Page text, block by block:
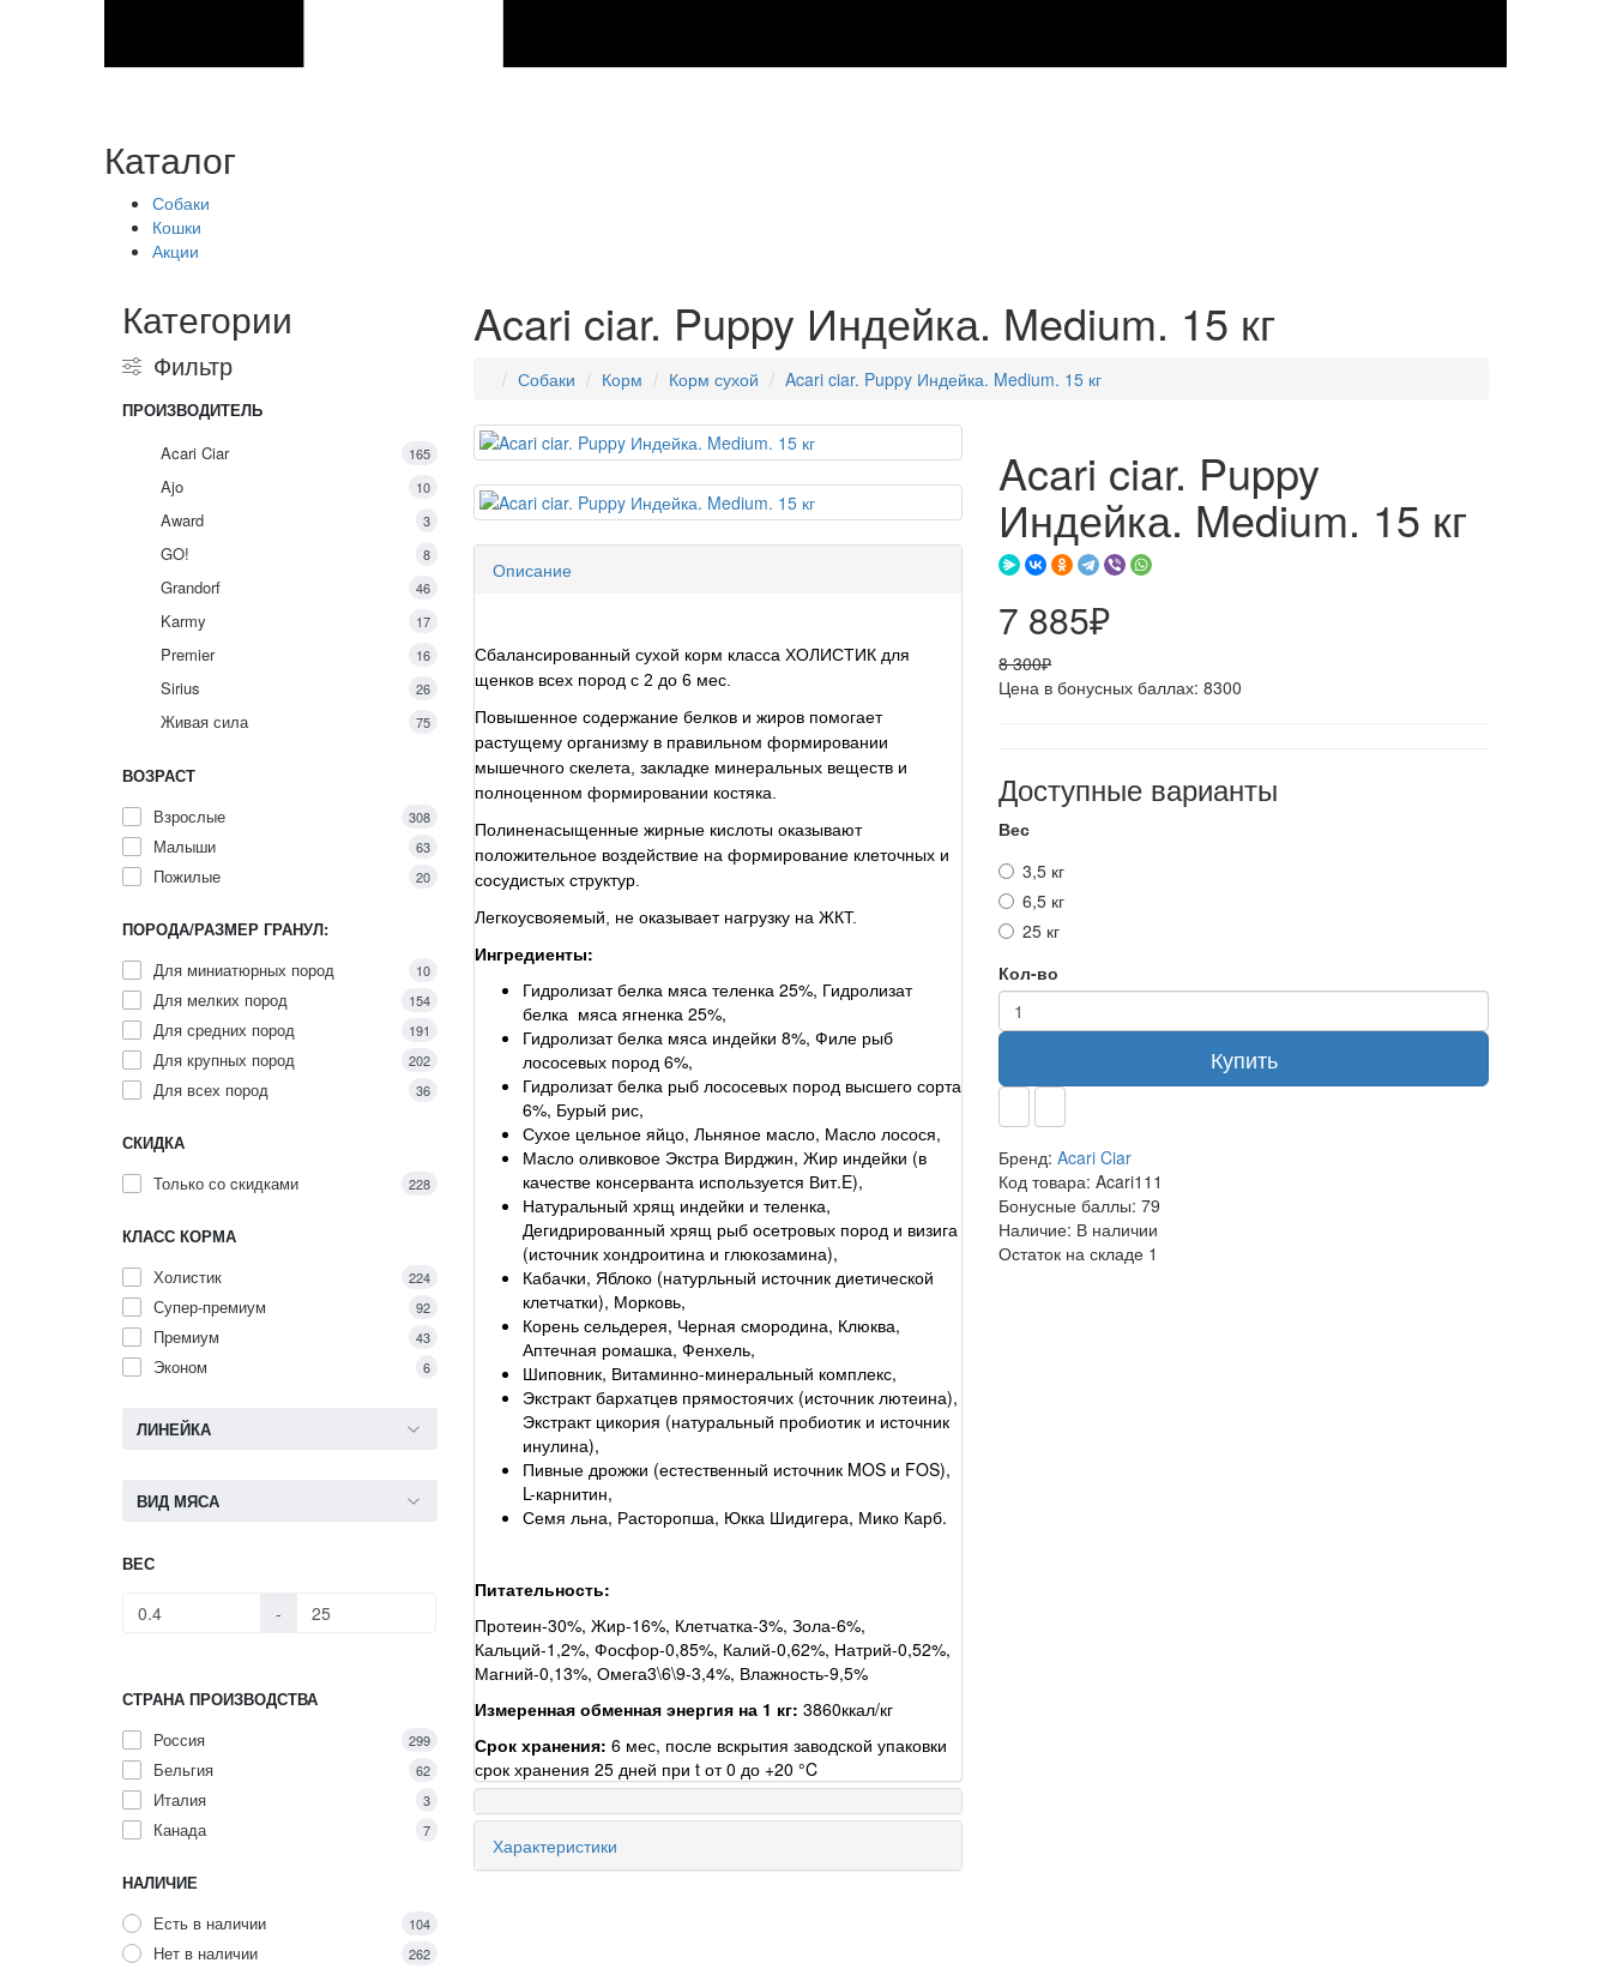
Каталог
Собаки
Кошки
Акции
Категории
Фильтр
ПРОИЗВОДИТЕЛЬ
Acari Ciar
165
Ajo 10
Award 3
GO! 8
Grandorf 46
Karmy 17
Premier 16
Sirius 26
Живая сила 75
ВОЗРАСТ
Взрослые
308
Малыши 63
Пожилые 20
ПОРОДА/РАЗМЕР ГРАНУЛ:
Для миниатюрных пород
10
Для мелких пород 154
Для средних пород 191
Для крупных пород 202
Для всех пород 36
СКИДКА
Только со cкидками
228
КЛАСС КОРМА
Холистик
224
Супер-премиум 92
Премиум 43
Эконом 6
ЛИНЕЙКА
ВИД МЯСА
ВЕС
-
СТРАНА ПРОИЗВОДСТВА
Россия
299
Бельгия 62
Италия 3
Канада 7
НАЛИЧИЕ
Есть в наличии
104
Нет в наличии 262
Acari ciar. Puppy Индейка. Medium. 15 кг
Собаки Корм Корм сухой Acari ciar. Puppy Индейка. Medium. 15 кг
Описание
Сбалансированный сухой корм класса ХОЛИСТИК для
щенков всех пород с 2 до 6 мес.
Повышенное содержание белков и жиров помогает
растущему организму в правильном формировании
мышечного скелета, закладке минеральных веществ и
полноценном формировании костяка.
Полиненасыщенные жирные кислоты оказывают
положительное воздействие на формирование клеточных и
сосудистых структур.
Легкоусвояемый, не оказывает нагрузку на ЖКТ.
Ингредиенты:
Гидролизат белка мяса теленка 25%, Гидролизат
белка мяса ягненка 25%,
Гидролизат белка мяса индейки 8%, Филе рыб
лососевых пород 6%,
Гидролизат белка рыб лососевых пород высшего сорта
6%, Бурый рис,
Сухое цельное яйцо, Льняное масло, Масло лосося,
Масло оливковое Экстра Вирджин, Жир индейки (в
качестве консерванта используется Вит.E),
Натуральный хрящ индейки и теленка,
Дегидрированный хрящ рыб осетровых пород и визига
(источник хондроитина и глюкозамина),
Кабачки, Яблоко (натурльный источник диетической
клетчатки), Морковь,
Корень сельдерея, Черная смородина, Клюква,
Аптечная ромашка, Фенхель,
Шиповник, Витаминно-минеральный комплекс,
Экстракт бархатцев прямостоячих (источник лютеина),
Экстракт цикория (натуральный пробиотик и источник
инулина),
Пивные дрожжи (естественный источник MOS и FOS),
L-карнитин,
Семя льна, Расторопша, Юкка Шидигера, Мико Карб.
Питательность:
Протеин-30%, Жир-16%, Клетчатка-3%, Зола-6%,
Кальций-1,2%, Фосфор-0,85%, Калий-0,62%, Натрий-0,52%,
Магний-0,13%, Омега3\6\9-3,4%, Влажность-9,5%
Измеренная обменная энергия на 1 кг: 3860ккал/кг
Срок хранения: 6 мес, после вскрытия заводской упаковки
срок хранения 25 дней при t от 0 до +20 °C
Характеристики
Acari ciar. Puppy
Индейка. Medium. 15 кг
7 885₽
8 300₽
Цена в бонусных баллах: 8300
Доступные варианты
Вес
3,5 кг
6,5 кг
25 кг
Кол-во
Купить
Бренд: Acari Ciar
Код товара: Acari111
Бонусные баллы: 79
Наличие: В наличии
Остаток на складе 1